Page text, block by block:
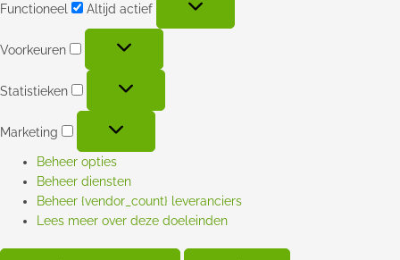
Functioneel Altijd actief
Voorkeuren
Statistieken
Marketing
Beheer opties
Beheer diensten
Beheer {vendor_count} leveranciers
Lees meer over deze doeleinden